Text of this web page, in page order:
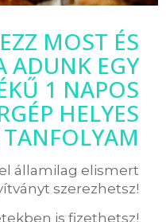
MOST ÉS
ADUNK EGY
1 NAPOS
HELYES
TANFOLYAM
államilag elismert
szerezhetsz!
is fizethetsz!